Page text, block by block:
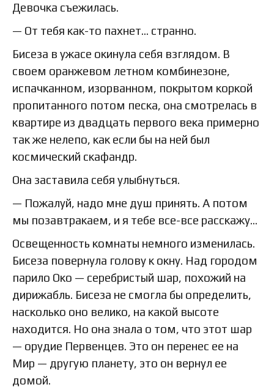
Девочка съежилась.
— От тебя как-то пахнет… странно.
Бисеза в ужасе окинула себя взглядом. В
своем оранжевом летном комбинезоне,
испачканном, изорванном, покрытом коркой
пропитанного потом песка, она смотрелась в
квартире из двадцать первого века примерно
так же нелепо, как если бы на ней был
космический скафандр.
Она заставила себя улыбнуться.
— Пожалуй, надо мне душ принять. А потом
мы позавтракаем, и я тебе все-все расскажу…
Освещенность комнаты немного изменилась.
Бисеза повернула голову к окну. Над городом
парило Око — серебристый шар, похожий на
дирижабль. Бисеза не смогла бы определить,
насколько оно велико, на какой высоте
находится. Но она знала о том, что этот шар
— орудие Первенцев. Это он перенес ее на
Мир — другую планету, это он вернул ее
домой.